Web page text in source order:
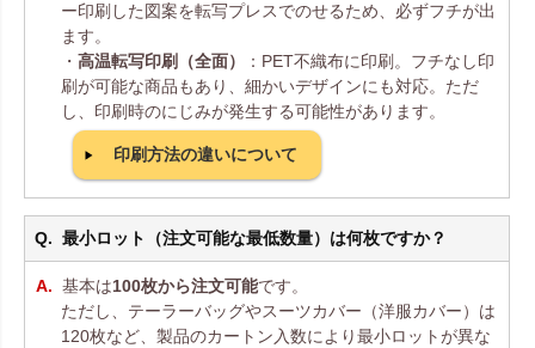
ー印刷した図案を転写プレスでのせるため、必ずフチが出
ます。
・ 高温転写印刷（全面）
：PET不織布に印刷。フチなし印
刷が可能な商品もあり、細かいデザインにも対応。ただ
し、印刷時のにじみが発生する可能性があります。
印刷方法の違いについて
最小ロット（注文可能な最低数量）は何枚ですか？
基本は100枚から注文可能です。
ただし、テーラーバッグやスーツカバー（洋服カバー）は
120枚など、製品のカートン入数により最小ロットが異な